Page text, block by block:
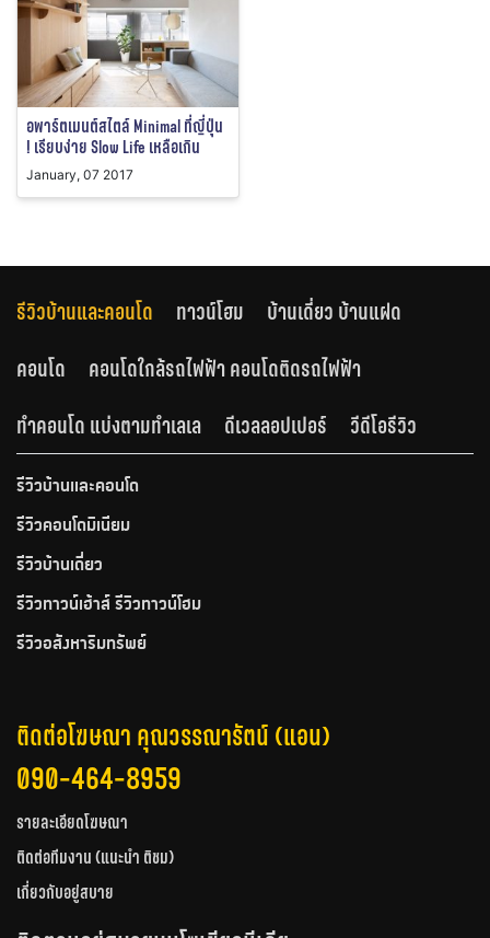
อพาร์ตเมนต์สไตล์ Minimal ที่ญี่ปุ่น
! เรียบง่าย Slow Life เหลือเกิน
January, 07 2017
รีวิวบ้านและคอนโด ทาวน์โฮม
บ้านเดี่ยว บ้านแฝด
คอนโด
คอนโดใกล้รถไฟฟ้า คอนโดติดรถไฟฟ้า
ทำคอนโด แบ่งตามทำเลเล
ดีเวลลอปเปอร์ วีดีโอรีวิว
รีวิวบ้านและคอนโด
รีวิวคอนโดมิเนียม
รีวิวบ้านเดี่ยว
รีวิวทาวน์เฮ้าส์ รีวิวทาวน์โฮม
รีวิวอสังหาริมทรัพย์
ติดต่อโฆษณา คุณวรรณารัตน์ (แอน)
090-464-8959
รายละเอียดโฆษณา
ติดต่อทีมงาน (แนะนำ ติชม)
เกี่ยวกับอยู่สบาย